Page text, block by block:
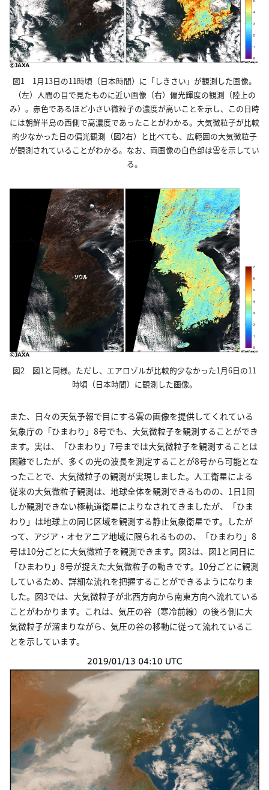
図1 1月13日の11時頃（日本時間）に「しきさい」が観測した画像。
（左）人間の目で見たものに近い画像（右）偏光輝度の観測（陸上の
み）。赤色であるほど小さい微粒子の濃度が高いことを示し、この日時
には朝鮮半島の西側で高濃度であったことがわかる。大気微粒子が比較
的少なかった日の偏光観測（図2右）と比べても、広範囲の大気微粒子
が観測されていることがわかる。なお、両画像の白色部は雲を示してい
る。
図2 図1と同様。ただし、エアロゾルが比較的少なかった1月6日の11
時頃（日本時間）に観測した画像。
また、日々の天気予報で目にする雲の画像を提供してくれている
気象庁の「ひまわり」8号でも、大気微粒子を観測することができ
ます。実は、「ひまわり」7号までは大気微粒子を観測することは
困難でしたが、多くの光の波長を測定することが8号から可能とな
ったことで、大気微粒子の観測が実現しました。人工衛星による
従来の大気微粒子観測は、地球全体を観測できるものの、1日1回
しか観測できない極軌道衛星によりなされてきましたが、「ひま
わり」は地球上の同じ区域を観測する静止気象衛星です。したが
って、アジア・オセアニア地域に限られるものの、「ひまわり」8
号は10分ごとに大気微粒子を観測できます。図3は、図1と同日に
「ひまわり」8号が捉えた大気微粒子の動きです。10分ごとに観測
しているため、詳細な流れを把握することができるようになりま
した。図3では、大気微粒子が北西方向から南東方向へ流れている
ことがわかります。これは、気圧の谷（寒冷前線）の後ろ側に大
気微粒子が溜まりながら、気圧の谷の移動に従って流れているこ
とを示しています。